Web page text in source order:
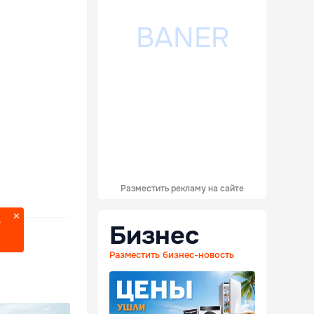
Разместить рекламу на сайте
Бизнес
Разместить бизнес-новость